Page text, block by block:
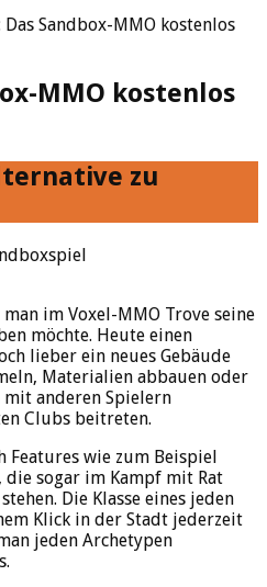
Das Sandbox-MMO kostenlos
MMO kostenlos
zu
im Voxel-MMO Trove seine
möchte. Heute einen
lieber ein neues Gebäude
Materialien abbauen oder
anderen Spielern
Clubs beitreten.
Features wie zum Beispiel
sogar im Kampf mit Rat
Die Klasse eines jeden
Klick in der Stadt jederzeit
jeden Archetypen